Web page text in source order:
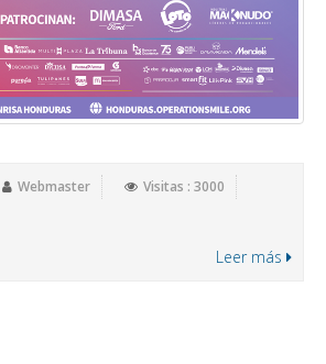
Webmaster
Visitas : 3000
Leer más